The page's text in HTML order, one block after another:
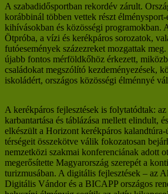
A szabadidősportban rekordév zárult.
korábbinál többen vettek részt élménysport-
kihívásokban és közösségi programokban.
Ötpróba, a vízi és kerékpáros sorozatok,
futóesemények százezreket mozgattak
újabb fontos mérföldkőhöz érkezett,
családokat megszólító kezdeményezések,
iskoládért, országos közösségi élménnyé
A kerékpáros fejlesztések is folytatódtak:
karbantartása és táblázása mellett elindult,
elkészült a Horizont kerékpáros
térségeit összekötve válik fokozatosan
nemzetközi szakmai konferenciának adott
megerősítette Magyarország szerepét a
turizmusában. A digitális fejlesztések – az
Digitális Vándor és a BICAPP országos